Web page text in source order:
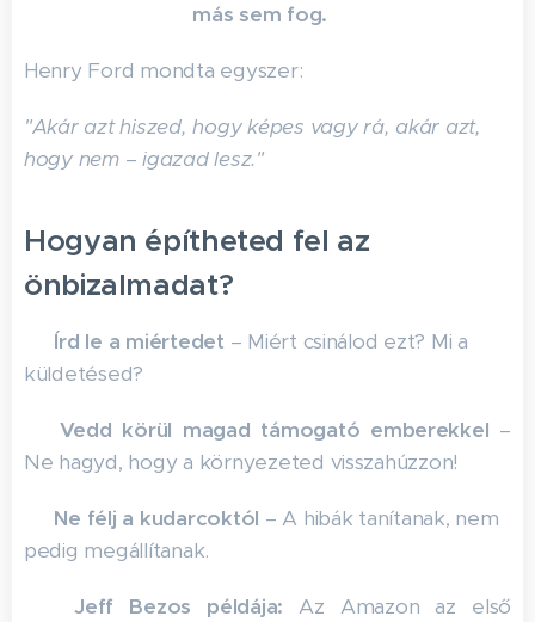
más sem fog.
Henry Ford mondta egyszer:
"Akár azt hiszed, hogy képes vagy rá, akár azt,
hogy nem – igazad lesz."
Hogyan építheted fel az
önbizalmadat?
Írd le a miértedet – Miért csinálod ezt? Mi a
küldetésed?
Vedd körül magad támogató emberekkel –
Ne hagyd, hogy a környezeted visszahúzzon!
Ne félj a kudarcoktól – A hibák tanítanak, nem
pedig megállítanak.
💡Jeff Bezos példája: Az Amazon az első